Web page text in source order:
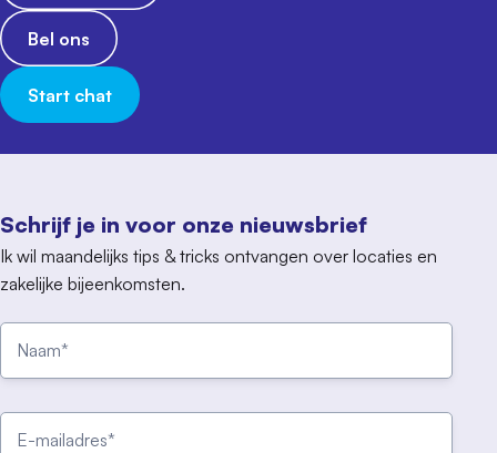
Schrijf je in voor onze nieuwsbrief
Ik wil maandelijks tips & tricks ontvangen over locaties en
zakelijke bijeenkomsten.
Bel ons
Start chat